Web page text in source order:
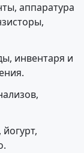
аппаратура
инвентаря и